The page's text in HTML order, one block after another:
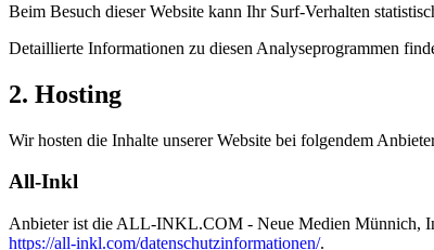
Beim Besuch dieser Website kann Ihr Surf-Verhalten
Detaillierte Informationen zu diesen Analyseprogrammen
2. Hosting
Wir hosten die Inhalte unserer Website bei folgendem
All-Inkl
Anbieter ist die ALL-INKL.COM - Neue Medien Münnich,
https://all-inkl.com/datenschutzinformationen/.